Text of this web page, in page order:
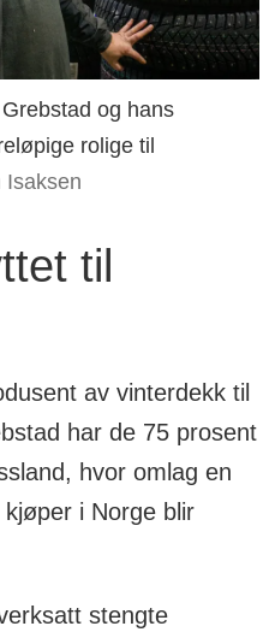
og hans
rolige til
Isaksen
til
av vinterdekk til
har de 75 prosent
hvor omlag en
i Norge blir
stengte